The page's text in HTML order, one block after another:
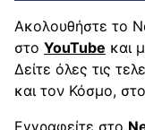
Ακολουθήστε το
στο YouTube και
Δείτε όλες τις
και τον Κόσμο, στο